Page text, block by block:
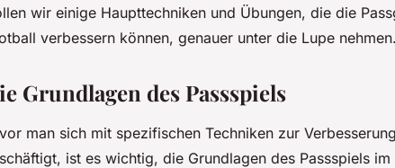
wir einige Haupttechniken und Übungen, die die
verbessern können, genauer unter die Lupe
Grundlagen des Passspiels
man sich mit spezifischen Techniken zur
ist es wichtig, die Grundlagen des Passspiels